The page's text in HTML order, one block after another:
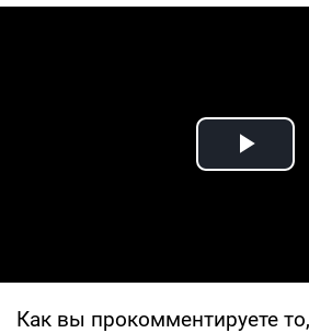
Как вы прокомментируете